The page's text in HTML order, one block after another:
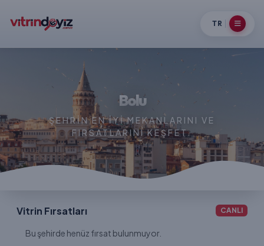
TR
Bolu
ŞEHRIN EN IYI MEKANLARINI VE
FIRSATLARINI KEŞFET.
Vitrin Fırsatları CANLI
Bu şehirde henüz fırsat bulunmuyor.